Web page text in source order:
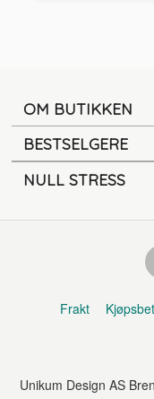
OM BUTIKKEN
BESTSELGERE
NULL STRESS
Frakt
Unikum Design AS